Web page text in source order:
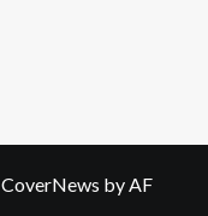
CoverNews by AF